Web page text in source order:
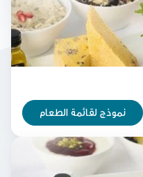
نموذج لقائمة الطعام